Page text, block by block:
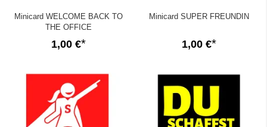
Minicard WELCOME BACK TO
THE OFFICE
1,00 €
Minicard SUPER FREUNDIN
1,00 €